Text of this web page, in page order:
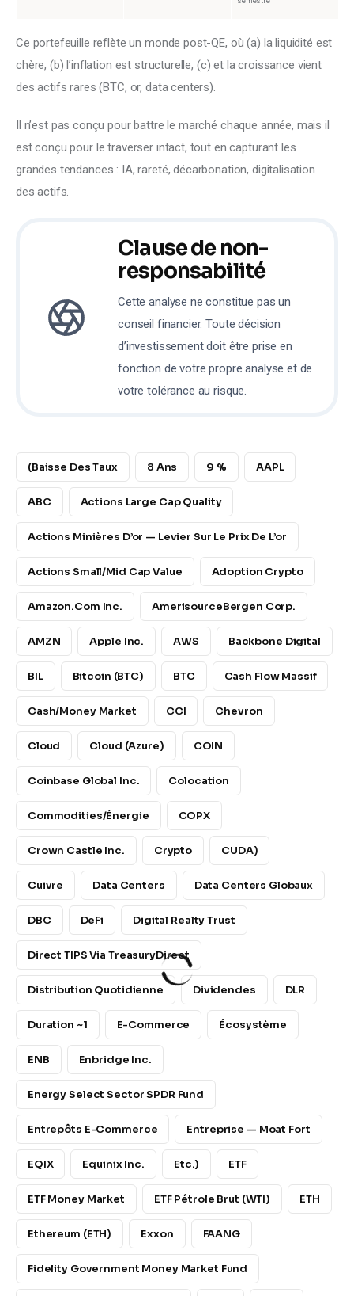
Ce portefeuille reflète un monde post-QE, où (a) la liquidité est
chère, (b) l’inflation est structurelle, (c) et la croissance vient
des actifs rares (BTC, or, data centers).
Il n’est pas conçu pour battre le marché chaque année, mais il
est conçu pour le traverser intact, tout en capturant les
grandes tendances : IA, rareté, décarbonation, digitalisation
des actifs.
Clause de non-
responsabilité
Cette analyse ne constitue pas un
conseil financier. Toute décision
d’investissement doit être prise en
fonction de votre propre analyse et de
votre tolérance au risque.
(baisse Des Taux 8 Ans 9 % AAPL
ABC Actions Large Cap Quality
Actions Minières D’or — Levier Sur Le Prix De L’or
Actions Small/mid Cap Value Adoption Crypto
Amazon.com Inc. AmerisourceBergen Corp.
AMZN Apple Inc. AWS Backbone Digital
BIL Bitcoin (BTC) BTC Cash Flow Massif
Cash/Money Market CCI Chevron
Cloud Cloud (Azure) COIN
Coinbase Global Inc. Colocation
Commodities/Énergie COPX
Crown Castle Inc. Crypto CUDA)
Cuivre Data Centers Data Centers Globaux
DBC DeFi Digital Realty Trust
Direct TIPS Via TreasuryDirect
Distribution Quotidienne Dividendes DLR
Duration ~1 E-Commerce Écosystème
ENB Enbridge Inc.
Energy Select Sector SPDR Fund
Entrepôts E-Commerce Entreprise — Moat Fort
EQIX Equinix Inc. Etc.) ETF
ETF Money Market ETF Pétrole Brut (WTI) ETH
Ethereum (ETH) Exxon FAANG
Fidelity Government Money Market Fund